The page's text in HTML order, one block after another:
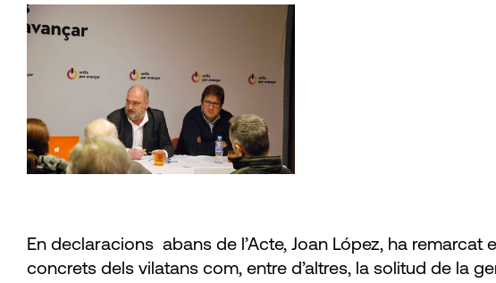
En declaracions abans de l’Acte, Joan López, ha
concrets dels vilatans com, entre d’altres, la solitud de la